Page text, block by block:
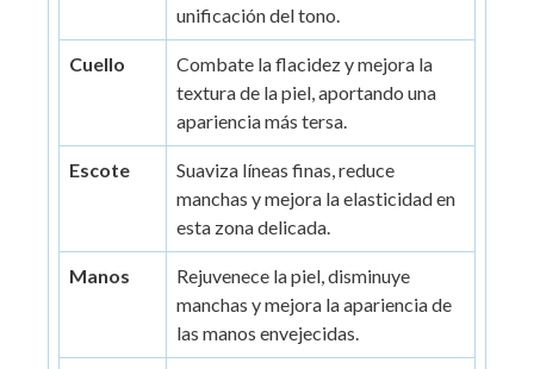
unificación del tono.
Cuello
Combate la flacidez y mejora la
textura de la piel, aportando una
apariencia más tersa.
Escote
Suaviza líneas finas, reduce
manchas y mejora la elasticidad en
esta zona delicada.
Manos
Rejuvenece la piel, disminuye
manchas y mejora la apariencia de
las manos envejecidas.